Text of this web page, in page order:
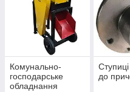
Комунально-
господарське
обладнання
до